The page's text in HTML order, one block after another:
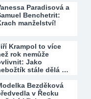
Paradisová a
Benchetrit:
manželství!
Krampol to více
rok nemůže
Jako
stále dělá …
Bezděková
v Řecku